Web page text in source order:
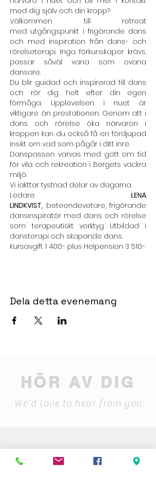
med dig själv och din kropp?
Välkommen till retreat
med utgångspunkt i frigörande dans
och med inspiration från dans- och
rörelseterapi. Inga förkunskaper krävs,
passar såväl vana som ovana
dansare.
Du blir guidad och inspirerad till dans
och rör dig helt efter din egen
förmåga. Upplevelsen i nuet är
viktigare än prestationen. Genom att i
dans och rörelse öka närvaron i
kroppen kan du också få en fördjupad
insikt om vad som pågår i ditt inre.
Danspassen varvas med gott om tid
för vila och rekreation i Bergets vackra
miljö.
Vi iakttar tystnad delar av dagarna.
Ledare LENA
LINDKVIST, beteendevetare, frigörande
dansinspiratör med dans och rörelse
som terapeutiskt verktyg. Utbildad i
dansterapi och skapande dans.
Kursavgift 1 400:- plus Helpension 3 510:-
Dela detta evenemang
HÖR AV DIG
We'd love to hear from you